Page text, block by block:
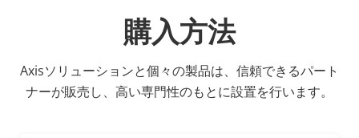
購入方法
Axisソリューションと個々の製品は、信頼できるパート
ナーが販売し、高い専門性のもとに設置を行います。